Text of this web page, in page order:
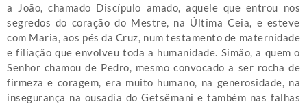
a João, chamado Discípulo amado, aquele que entrou nos
segredos do coração do Mestre, na Última Ceia, e esteve
com Maria, aos pés da Cruz, num testamento de maternidade
e filiação que envolveu toda a humanidade. Simão, a quem o
Senhor chamou de Pedro, mesmo convocado a ser rocha de
firmeza e coragem, era muito humano, na generosidade, na
insegurança na ousadia do Getsêmani e também nas falhas